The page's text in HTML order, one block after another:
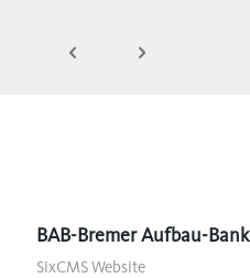
BAB-Bremer Aufbau-Bank
SixCMS Website